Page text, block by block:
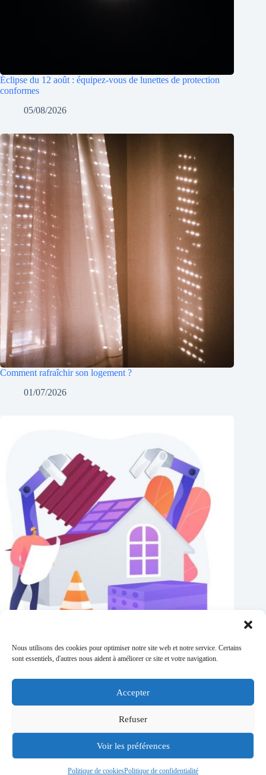
Nous utilisons des cookies pour optimiser notre site web et notre service. Certains
sont essentiels, d'autres nous aident à améliorer ce site et votre navigation.
Accepter
Refuser
Voir les préférences
Politique de cookiesPolitique de confidentialité
Éclipse du 12 août : équipez-vous de lunettes de protection
conformes
05/08/2026
Comment rafraîchir son logement ?
01/07/2026
MAPRIMERÉNOV’ : Nouvelle évolution du dispositif à
compter de septembre
Politique de confidentialité
Mentions légales
Conditions générales de vente
Qui sommes-nous ?